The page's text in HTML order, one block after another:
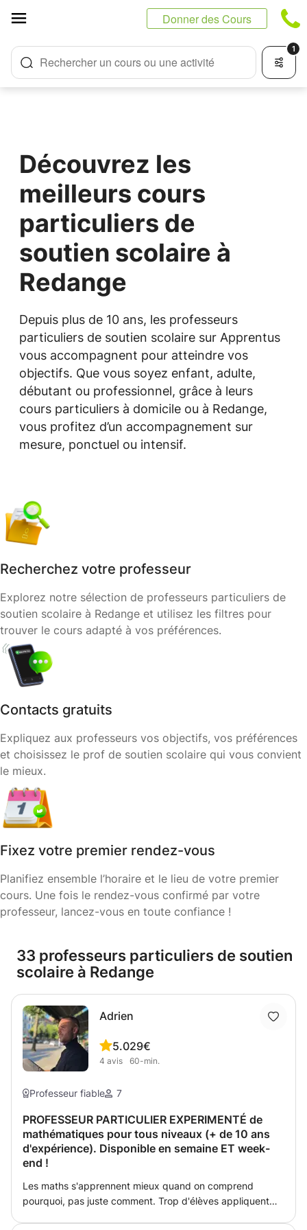
Donner des Cours
Rechercher un cours ou une activité
1
Découvrez les
meilleurs cours
particuliers de
soutien scolaire à
Redange
Depuis plus de 10 ans, les professeurs
particuliers de soutien scolaire sur Apprentus
vous accompagnent pour atteindre vos
objectifs. Que vous soyez enfant, adulte,
débutant ou professionnel, grâce à leurs
cours particuliers à domicile ou à Redange,
vous profitez d’un accompagnement sur
mesure, ponctuel ou intensif.
Recherchez votre professeur
Explorez notre sélection de professeurs particuliers de
soutien scolaire à Redange et utilisez les filtres pour
trouver le cours adapté à vos préférences.
Contacts gratuits
Expliquez aux professeurs vos objectifs, vos préférences
et choisissez le prof de soutien scolaire qui vous convient
le mieux.
Fixez votre premier rendez-vous
Planifiez ensemble l’horaire et le lieu de votre premier
cours. Une fois le rendez-vous confirmé par votre
professeur, lancez-vous en toute confiance !
33 professeurs particuliers de soutien
scolaire à Redange
Adrien
5.0
4 avis
29€
60-min.
Professeur fiable 7
PROFESSEUR PARTICULIER EXPERIMENTÉ de
mathématiques pour tous niveaux (+ de 10 ans
d'expérience). Disponible en semaine ET week-
end !
Les maths s'apprennent mieux quand on comprend
pourquoi, pas juste comment. Trop d'élèves appliquent